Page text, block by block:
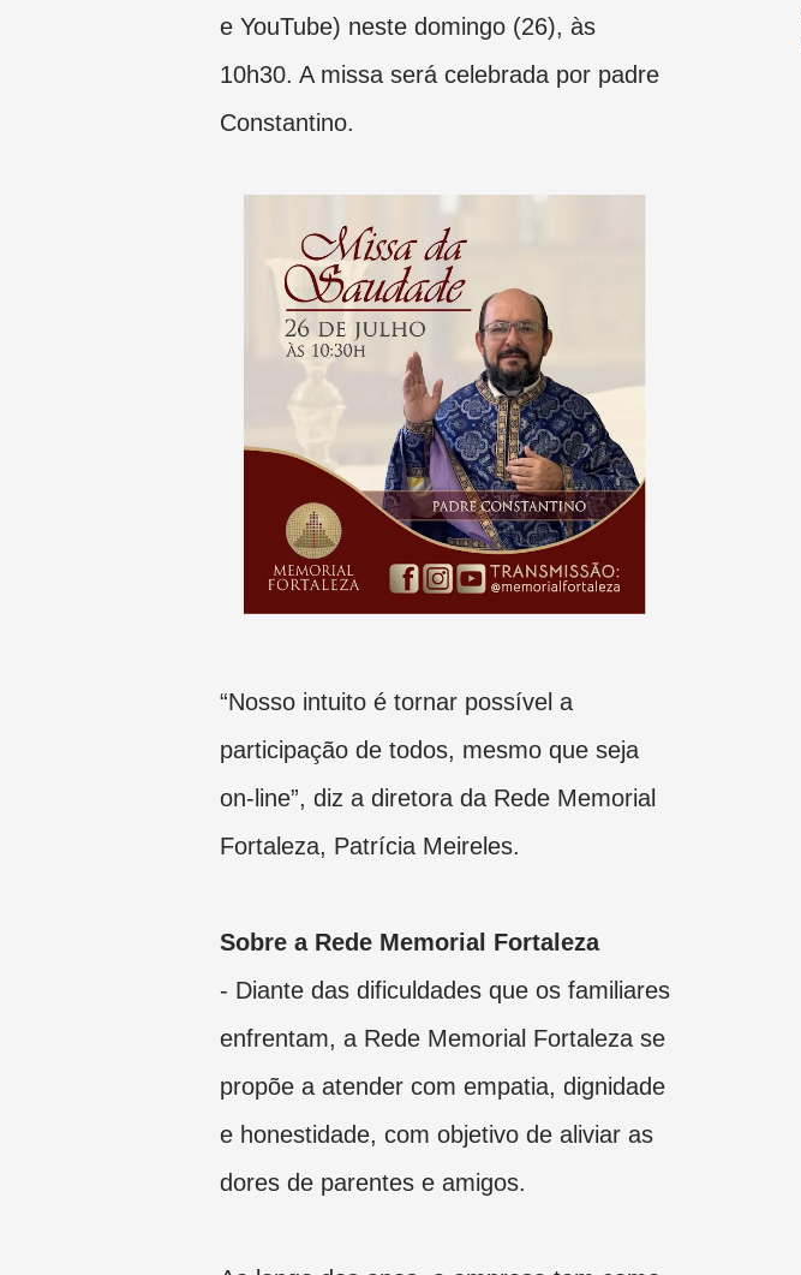
e YouTube) neste domingo (26), às
10h30. A missa será celebrada por padre
Constantino.
“Nosso intuito é tornar possível a
participação de todos, mesmo que seja
on-line”, diz a diretora da Rede Memorial
Fortaleza, Patrícia Meireles.
Sobre a Rede Memorial Fortaleza
- Diante das dificuldades que os familiares
enfrentam, a Rede Memorial Fortaleza se
propõe a atender com empatia, dignidade
e honestidade, com objetivo de aliviar as
dores de parentes e amigos.